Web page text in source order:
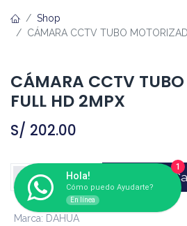
Shop
CÁMARA CCTV TUBO
CÁMARA CCTV
FULL HD 2MPX
S/ 202.00
Add to
Marca: DAHUA
Hola!
Cómo puedo Ayudarte?
En línea
1